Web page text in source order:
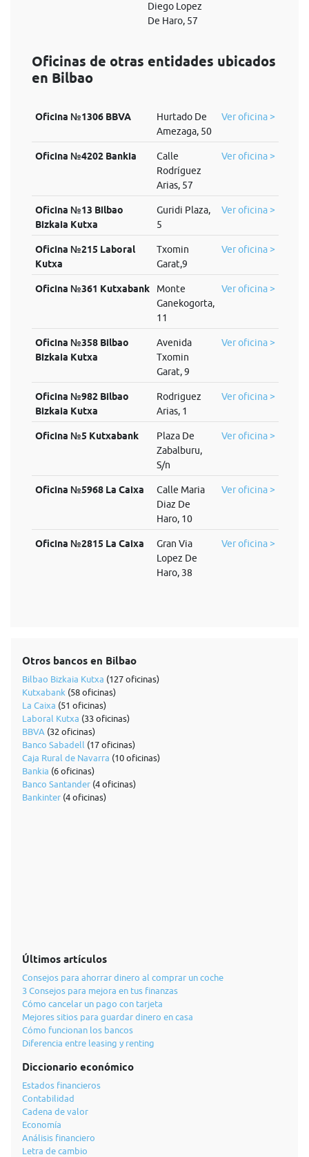
Diego Lopez
De Haro, 57
Oficinas de otras entidades ubicados
en Bilbao
Oficina №1306 BBVA
Hurtado De
Amezaga, 50
Ver oficina >
Oficina №4202 Bankia
Calle
Rodríguez
Arias, 57
Ver oficina >
Oficina №13 Bilbao
Bizkaia Kutxa
Guridi Plaza,
5
Ver oficina >
Oficina №215 Laboral
Kutxa
Txomin
Garat,9
Ver oficina >
Oficina №361 Kutxabank
Monte
Ganekogorta,
11
Ver oficina >
Oficina №358 Bilbao
Bizkaia Kutxa
Avenida
Txomin
Garat, 9
Ver oficina >
Oficina №982 Bilbao
Bizkaia Kutxa
Rodriguez
Arias, 1
Ver oficina >
Oficina №5 Kutxabank
Plaza De
Zabalburu,
S/n
Ver oficina >
Oficina №5968 La Caixa
Calle Maria
Diaz De
Haro, 10
Ver oficina >
Oficina №2815 La Caixa
Gran Via
Lopez De
Haro, 38
Ver oficina >
Otros bancos en Bilbao
Bilbao Bizkaia Kutxa (127 oficinas)
Kutxabank (58 oficinas)
La Caixa (51 oficinas)
Laboral Kutxa (33 oficinas)
BBVA (32 oficinas)
Banco Sabadell (17 oficinas)
Caja Rural de Navarra (10 oficinas)
Bankia (6 oficinas)
Banco Santander (4 oficinas)
Bankinter (4 oficinas)
Últimos artículos
Consejos para ahorrar dinero al comprar un coche
3 Consejos para mejora en tus finanzas
Cómo cancelar un pago con tarjeta
Mejores sitios para guardar dinero en casa
Cómo funcionan los bancos
Diferencia entre leasing y renting
Diccionario económico
Estados financieros
Contabilidad
Cadena de valor
Economía
Análisis financiero
Letra de cambio